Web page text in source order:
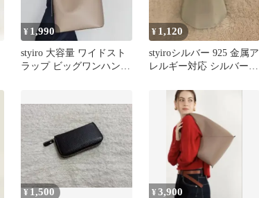
¥ 1,990
styiro 大容量 ワイドスト
ラップ ビッグワンハンド
¥ 1,120
styiroシルバー 925 金属ア
レルギー対応 シルバーリ
¥ 1,500 ¥3,900